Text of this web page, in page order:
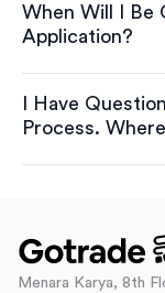
When Will I Be
Application?
I Have
Process.
Menara Karya, 8th